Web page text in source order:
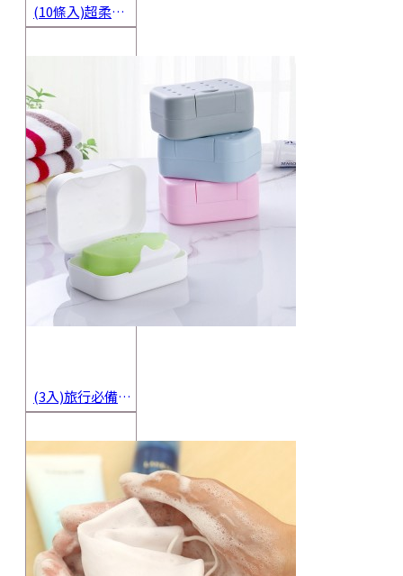
(10條入)超柔軟抹布 不沾油洗碗巾 多用途擦拭布
(3入)旅行必備密封香皂收納盒 方便攜帶防水海綿肥皂盒 香皂盒